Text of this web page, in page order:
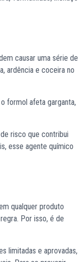
causar uma série de
ardência e coceira no
formol afeta garganta,
risco que contribui
esse agente químico
qualquer produto
Por isso, é de
limitadas e aprovadas,